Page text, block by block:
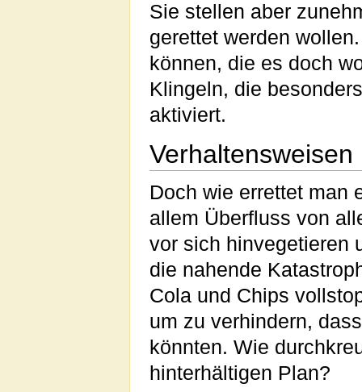
Sie stellen aber
gerettet werden
können, die es doch
Klingeln, die
aktiviert.
Doch wie errettet man
allem Überfluss von
vor sich hinvegetieren
die nahende
Cola und Chips
um zu verhindern,
könnten. Wie
hinterhältigen Plan?